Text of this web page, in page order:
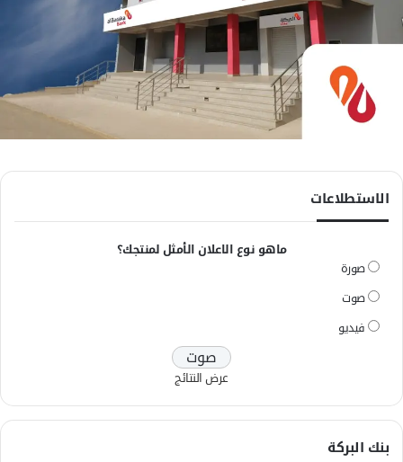
الاستطلاعات
ماهو نوع الاعلان الأمثل لمنتجك؟
صورة
صوت
فيديو
عرض النتائج
بنك البركة